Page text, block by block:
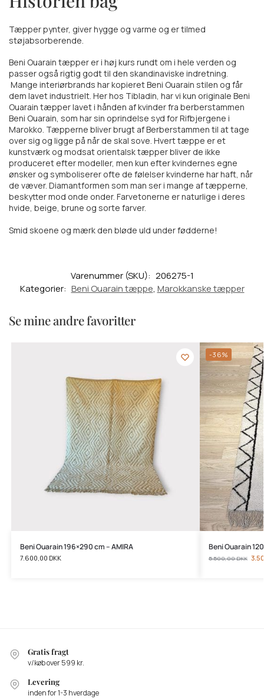
Tæpper pynter, giver hygge og varme og er tilmed
støjabsorberende.
Beni Ouarain tæpper er i høj kurs rundt om i hele verden og
passer også rigtig godt til den skandinaviske indretning.
Mange interiørbrands har kopieret Beni Ouarain stilen og får
dem lavet industrielt. Her hos Tibladin, har vi kun originale Beni
Ouarain tæpper lavet i hånden af kvinder fra berberstammen
Beni Ouarain, som har sin oprindelse syd for Rifbjergene i
Marokko. Tæpperne bliver brugt af Berberstammen til at tage
over sig og ligge på når de skal sove. Hvert tæppe er et
kunstværk og modsat orientalsk tæpper bliver de ikke
produceret efter modeller, men kun efter kvindernes egne
ønsker og symboliserer ofte de følelser kvinderne har haft, når
de væver. Diamantformen som man ser i mange af tæpperne,
beskytter mod onde onder. Farvetonerne er naturlige i deres
hvide, beige, brune og sorte farver.
Smid skoene og mærk den bløde uld under fødderne!
Varenummer (SKU): 206275-1
Kategorier: Beni Ouarain tæppe, Marokkanske tæpper
Se mine andre favoritter
Beni Ouarain 196×290 cm – AMIRA
7.600,00 DKK
-36%
Beni Ouarain
5.500,00DKK
Gratis fragt
v/køb over 599 kr.
Levering
inden for 1-3 hverdage